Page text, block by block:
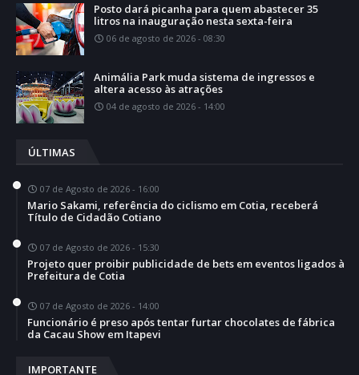
Posto dará picanha para quem abastecer 35
litros na inauguração nesta sexta-feira
06 de agosto de 2026 - 08:30
Animália Park muda sistema de ingressos e
altera acesso às atrações
04 de agosto de 2026 - 14:00
ÚLTIMAS
07 de Agosto de 2026 - 16:00
Mario Sakami, referência do ciclismo em Cotia, receberá
Título de Cidadão Cotiano
07 de Agosto de 2026 - 15:30
Projeto quer proibir publicidade de bets em eventos ligados à
Prefeitura de Cotia
07 de Agosto de 2026 - 14:00
Funcionário é preso após tentar furtar chocolates de fábrica
da Cacau Show em Itapevi
IMPORTANTE